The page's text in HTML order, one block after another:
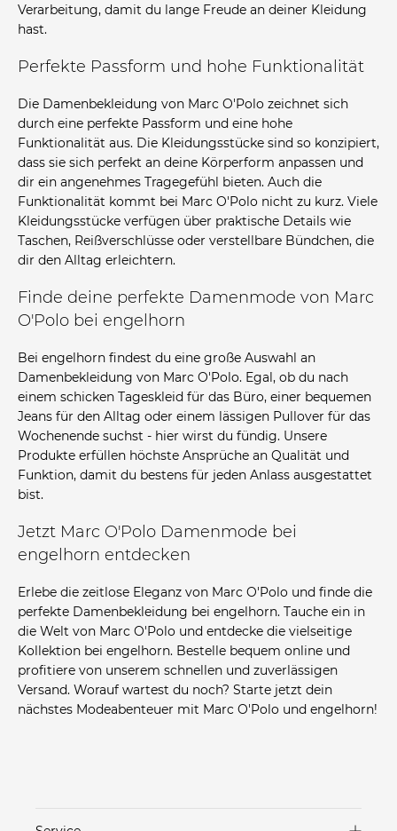
Verarbeitung, damit du lange Freude an deiner Kleidung
hast.
Perfekte Passform und hohe Funktionalität
Die Damenbekleidung von Marc O'Polo zeichnet sich
durch eine perfekte Passform und eine hohe
Funktionalität aus. Die Kleidungsstücke sind so konzipiert,
dass sie sich perfekt an deine Körperform anpassen und
dir ein angenehmes Tragegefühl bieten. Auch die
Funktionalität kommt bei Marc O'Polo nicht zu kurz. Viele
Kleidungsstücke verfügen über praktische Details wie
Taschen, Reißverschlüsse oder verstellbare Bündchen, die
dir den Alltag erleichtern.
Finde deine perfekte Damenmode von Marc
O'Polo bei engelhorn
Bei engelhorn findest du eine große Auswahl an
Damenbekleidung von Marc O'Polo. Egal, ob du nach
einem schicken Tageskleid für das Büro, einer bequemen
Jeans für den Alltag oder einem lässigen Pullover für das
Wochenende suchst - hier wirst du fündig. Unsere
Produkte erfüllen höchste Ansprüche an Qualität und
Funktion, damit du bestens für jeden Anlass ausgestattet
bist.
Jetzt Marc O'Polo Damenmode bei
engelhorn entdecken
Erlebe die zeitlose Eleganz von Marc O'Polo und finde die
perfekte Damenbekleidung bei engelhorn. Tauche ein in
die Welt von Marc O'Polo und entdecke die vielseitige
Kollektion bei engelhorn. Bestelle bequem online und
profitiere von unserem schnellen und zuverlässigen
Versand. Worauf wartest du noch? Starte jetzt dein
nächstes Modeabenteuer mit Marc O'Polo und engelhorn!